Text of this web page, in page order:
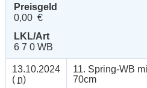
Preisgeld
0,00 €
LKL/Art
6 7 0 WB
13.10.2024
( n)
11. Spring-WB
70cm